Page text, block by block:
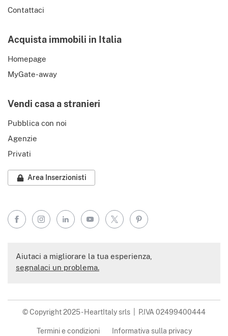
Contattaci
Acquista immobili in Italia
Homepage
MyGate-away
Vendi casa a stranieri
Pubblica con noi
Agenzie
Privati
Area Inserzionisti
FacebookInstagramLinkedInYouTube
X Pinterest
Aiutaci a migliorare la tua esperienza,
segnalaci un problema.
© Copyright 2025 - HeartItaly srls | P.IVA 02499400444
Termini e condizioni
Informativa sulla privacy